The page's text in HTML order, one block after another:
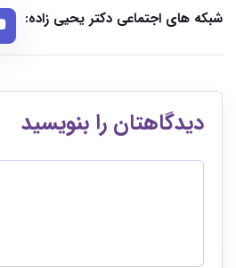
شبکه های اجتماعی دکتر یحیی زاده:
دیدگاهتان را بنویسید